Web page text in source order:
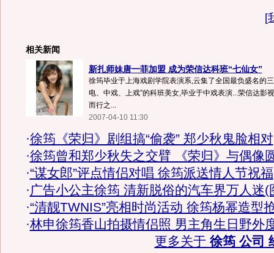
[
相关新闻
新扎师妹唐一菲加盟 成为荣信达科班“七仙女”
徐筠毕业于上海戏剧学院表演系,云集了全国最负盛名的
电、中戏、上戏”的科班美女,毕业于中戏表演...荣信达影
而行之...
2007-04-10 11:30
·徐筠《荣归》剧组搞“偷袭” 郑少秋鬼脸相对
·徐筠曾和郑少秋失之交臂 《荣归》与偶像
·“谋女郎”评点情侣对唱 徐筠派送情人节祝福
·广告小公主徐筠 清新脱俗的汽车界万人迷(
·“清靓TWNIS”亮相时尚活动 徐筠杨幂造型
·林申徐筠香山拍摄情侣照 男主角生日野外
更多关于 徐筠 公司